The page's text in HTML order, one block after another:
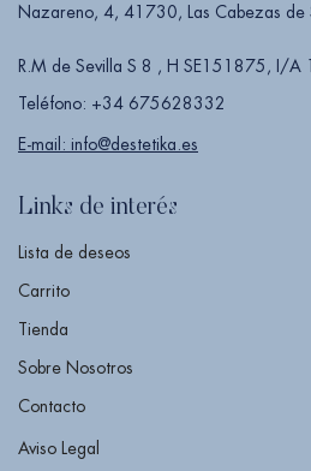
Nazareno, 4, 41730, Las Cabezas de
R.M de Sevilla S 8 , H SE151875, I/
Teléfono: +34 675628332
E-mail: info@destetika.es
Links de interés
Lista de deseos
Carrito
Tienda
Sobre Nosotros
Contacto
Aviso Legal